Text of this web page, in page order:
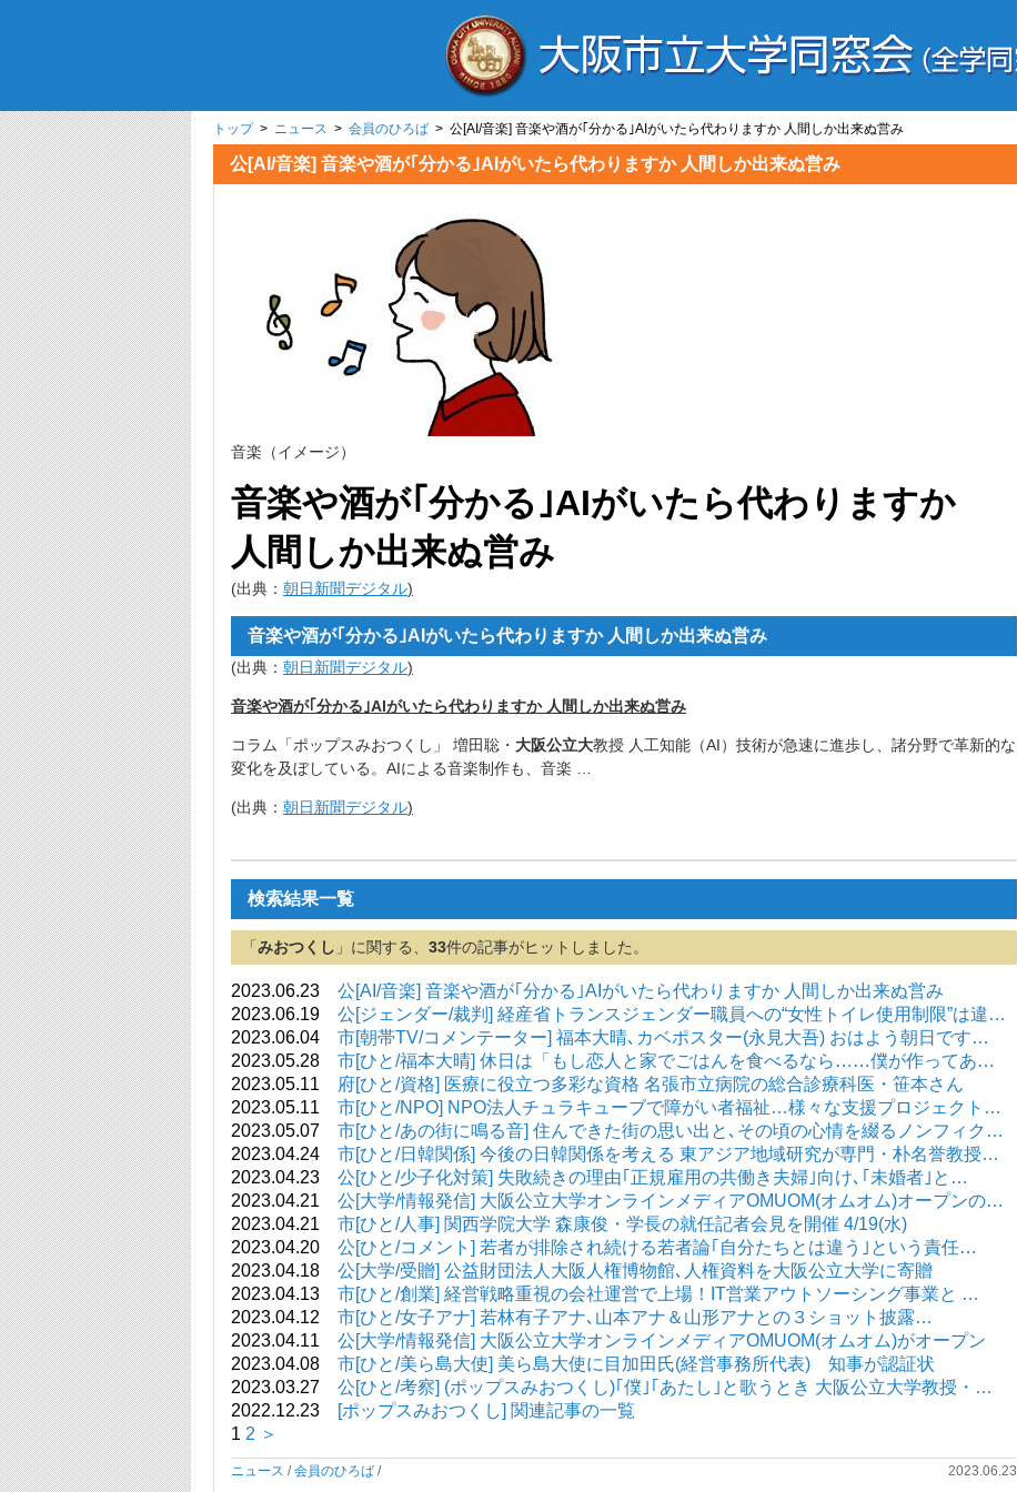
トップ> ニュース > 会員のひろば > 公[AI/音楽] 音楽や酒が｢分かる｣AIがいたら代わりますか 人間しか出来ぬ営み
公[AI/音楽] 音楽や酒が｢分かる｣AIがいたら代わりますか 人間しか出来ぬ営み
音楽（イメージ）
音楽や酒が｢分かる｣AIがいたら代わりますか
人間しか出来ぬ営み
(出典： 朝日新聞デジタル)
音楽や酒が｢分かる｣AIがいたら代わりますか 人間しか出来ぬ営み
(出典： 朝日新聞デジタル)
音楽や酒が｢分かる｣AIがいたら代わりますか 人間しか出来ぬ営み
コラム「ポップスみおつくし」 増田聡・ 大阪公立大教授 人工知能（AI）技術が急速に進歩し、諸分野で革新的な
変化を及ぼしている。AIによる音楽制作も、音楽 …
(出典： 朝日新聞デジタル)
検索結果一覧
「 みおつくし 」に関する、 33件の記事がヒットしました。
2023.06.23 公[AI/音楽] 音楽や酒が｢分かる｣AIがいたら代わりますか 人間しか出来ぬ営み
2023.06.19 公[ジェンダー/裁判] 経産省トランスジェンダー職員への“女性トイレ使用制限”は違…
2023.06.04 市[朝帯TV/コメンテーター] 福本大晴､カベポスター(永見大吾) おはよう朝日です…
2023.05.28 市[ひと/福本大晴] 休日は「もし恋人と家でごはんを食べるなら……僕が作ってあ…
2023.05.11
府[ひと/資格] 医療に役立つ多彩な資格 名張市立病院の総合診療科医・笹本さん
2023.05.11 市[ひと/NPO] NPO法人チュラキューブで障がい者福祉…様々な支援プロジェクト…
2023.05.07 市[ひと/あの街に鳴る音] 住んできた街の思い出と､その頃の心情を綴るノンフィク…
2023.04.24 市[ひと/日韓関係] 今後の日韓関係を考える 東アジア地域研究が専門・朴名誉教授…
2023.04.23 公[ひと/少子化対策] 失敗続きの理由｢正規雇用の共働き夫婦｣向け､｢未婚者｣と…
2023.04.21 公[大学/情報発信] 大阪公立大学オンラインメディアOMUOM(オムオム)オープンの…
2023.04.21 市[ひと/人事] 関西学院大学 森康俊・学長の就任記者会見を開催 4/19(水)
2023.04.20 公[ひと/コメント] 若者が排除され続ける若者論｢自分たちとは違う｣という責任…
2023.04.18 公[大学/受贈] 公益財団法人大阪人権博物館､人権資料を大阪公立大学に寄贈
2023.04.13 市[ひと/創業] 経営戦略重視の会社運営で上場！IT営業アウトソーシング事業と …
2023.04.12 市[ひと/女子アナ] 若林有子アナ､山本アナ＆山形アナとの３ショット披露…
2023.04.11 公[大学/情報発信] 大阪公立大学オンラインメディアOMUOM(オムオム)がオープン
2023.04.08 市[ひと/美ら島大使] 美ら島大使に目加田氏(経営事務所代表) 知事が認証状
2023.03.27 公[ひと/考察] (ポップスみおつくし)｢僕｣｢あたし｣と歌うとき 大阪公立大学教授・…
2022.12.23
[ポップスみおつくし] 関連記事の一覧
1 2 ＞
ニュース /会員のひろば / 2023.06.23